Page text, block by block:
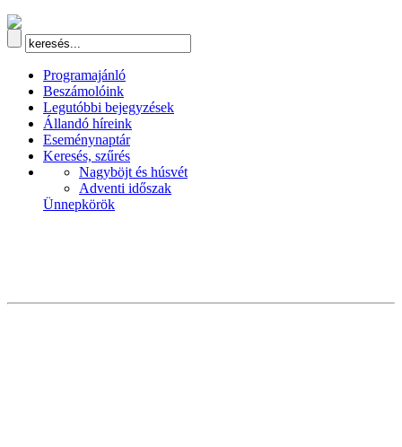
Programajánló
Beszámolóink
Legutóbbi bejegyzések
Állandó híreink
Eseménynaptár
Keresés, szűrés
Nagyböjt és húsvét
Adventi időszak
Ünnepkörök